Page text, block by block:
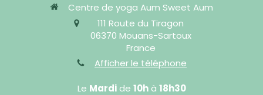
Centre de yoga Aum Sweet Aum
111 Route du Tiragon
06370 Mouans-Sartoux
France
Afficher le téléphone
Le Mardide 10hà 18h30